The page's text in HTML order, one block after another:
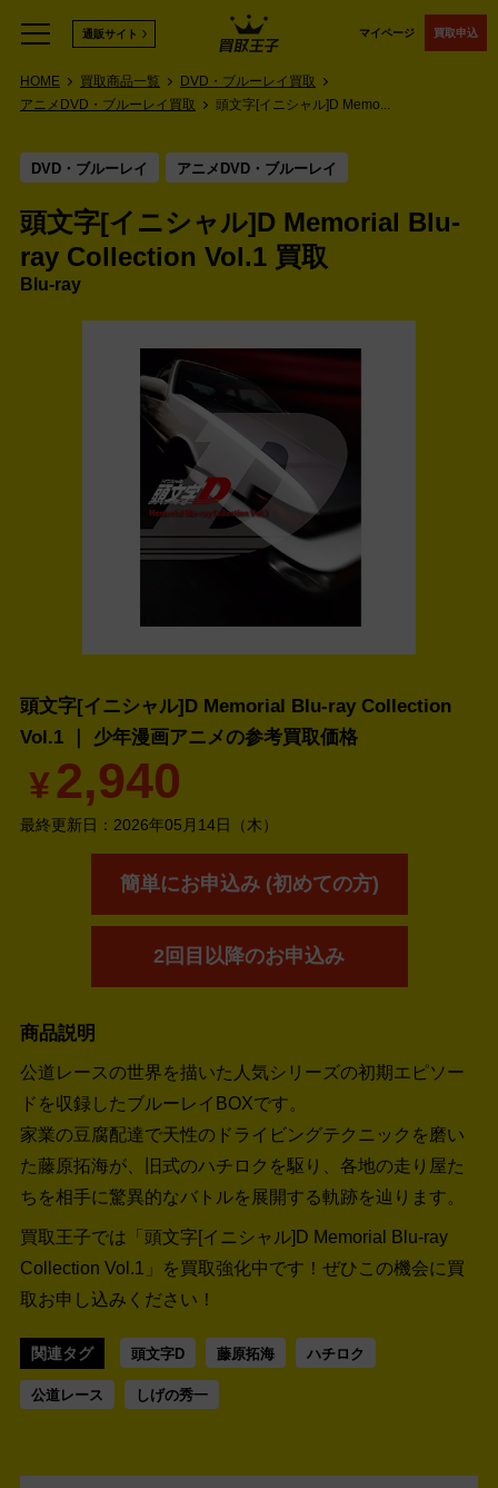
マイページ 買取申込
通販サイト
HOME 買取商品一覧
DVD・ブルーレイ買取
アニメDVD・ブルーレイ買取
頭文字[イニシャル]D Memo...
DVD・ブルーレイ アニメDVD・ブルーレイ
頭文字[イニシャル]D Memorial Blu-
ray Collection Vol.1 買取
Blu-ray
頭文字[イニシャル]D Memorial Blu-ray Collection
Vol.1 ｜ 少年漫画アニメの参考買取価格
¥2,940
最終更新日： 2026年05月14日（木）
簡単にお申込み (初めての方)
2回目以降のお申込み
商品説明
公道レースの世界を描いた人気シリーズの初期エピソー
ドを収録したブルーレイBOXです。
家業の豆腐配達で天性のドライビングテクニックを磨い
た藤原拓海が、旧式のハチロクを駆り、各地の走り屋た
ちを相手に驚異的なバトルを展開する軌跡を辿ります。
買取王子では「頭文字[イニシャル]D Memorial Blu-ray
Collection Vol.1」を買取強化中です！ ぜひこの機会に買
取お申し込みください！
関連タグ 頭文字D 藤原拓海 ハチロク
公道レース しげの秀一